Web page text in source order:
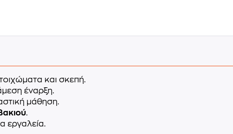
και σκεπή.
έναρξη.
μάθηση.
.
εργαλεία.